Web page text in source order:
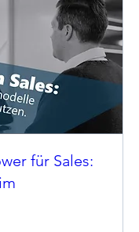
für Sales: